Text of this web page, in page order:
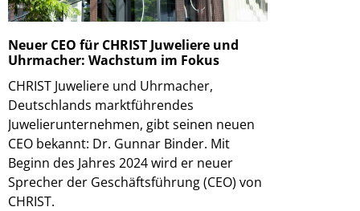
Neuer CEO für CHRIST Juweliere und
Uhrmacher: Wachstum im Fokus
CHRIST Juweliere und Uhrmacher,
Deutschlands marktführendes
Juwelierunternehmen, gibt seinen neuen
CEO bekannt: Dr. Gunnar Binder. Mit
Beginn des Jahres 2024 wird er neuer
Sprecher der Geschäftsführung (CEO) von
CHRIST.